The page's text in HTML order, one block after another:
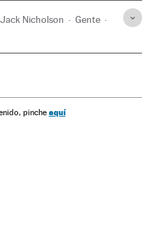
Jack Nicholson Gente
Christian Bale
pinche aquí